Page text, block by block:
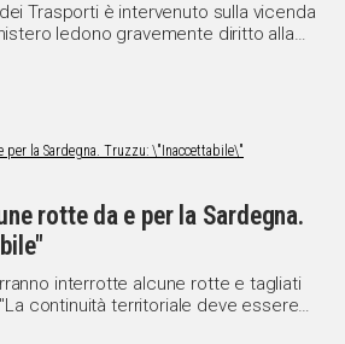
Trasporti è intervenuto sulla vicenda
ledono gravemente diritto alla
rotte da e per la Sardegna.
interrotte alcune rotte e tagliati
continuità territoriale deve essere
sardi. E' un diritto che spesso e